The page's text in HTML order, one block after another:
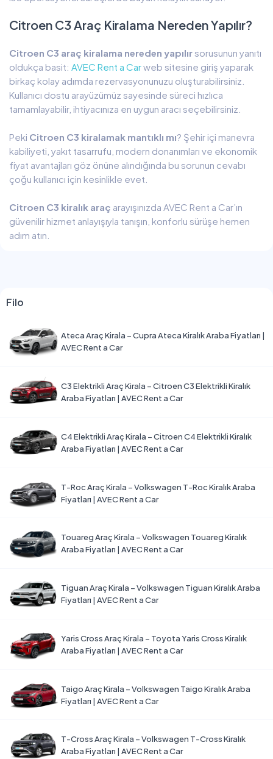
Citroen C3 Araç Kiralama Nereden Yapılır?
Citroen C3 araç kiralama nereden yapılır sorusunun yanıtı
oldukça basit: AVEC Rent a Carweb sitesine giriş yaparak
birkaç kolay adımda rezervasyonunuzu oluşturabilirsiniz.
Kullanıcı dostu arayüzümüz sayesinde süreci hızlıca
tamamlayabilir, ihtiyacınıza en uygun aracı seçebilirsiniz.
Peki Citroen C3 kiralamak mantıklı mı? Şehir içi manevra
kabiliyeti, yakıt tasarrufu, modern donanımları ve ekonomik
fiyat avantajları göz önüne alındığında bu sorunun cevabı
çoğu kullanıcı için kesinlikle evet.
Citroen C3 kiralık araç arayışınızda AVEC Rent a Car’ın
güvenilir hizmet anlayışıyla tanışın, konforlu sürüşe hemen
adım atın.
Filo
Ateca Araç Kirala – Cupra Ateca Kiralık Araba Fiyatları |
AVEC Rent a Car
C3 Elektrikli Araç Kirala – Citroen C3 Elektrikli Kiralık
Araba Fiyatları | AVEC Rent a Car
C4 Elektrikli Araç Kirala – Citroen C4 Elektrikli Kiralık
Araba Fiyatları | AVEC Rent a Car
T-Roc Araç Kirala – Volkswagen T-Roc Kiralık Araba
Fiyatları | AVEC Rent a Car
Touareg Araç Kirala – Volkswagen Touareg Kiralık
Araba Fiyatları | AVEC Rent a Car
Tiguan Araç Kirala – Volkswagen Tiguan Kiralık Araba
Fiyatları | AVEC Rent a Car
Yaris Cross Araç Kirala – Toyota Yaris Cross Kiralık
Araba Fiyatları | AVEC Rent a Car
Taigo Araç Kirala – Volkswagen Taigo Kiralık Araba
Fiyatları | AVEC Rent a Car
T-Cross Araç Kirala – Volkswagen T-Cross Kiralık
Araba Fiyatları | AVEC Rent a Car